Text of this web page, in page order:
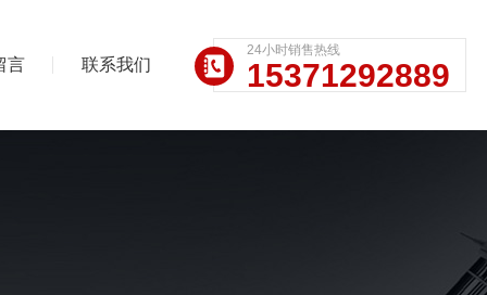
言 联系我们
24小时销售热线
15371292889